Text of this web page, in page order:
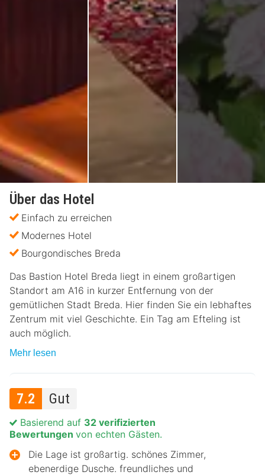
Über das Hotel
Einfach zu erreichen
Modernes Hotel
Bourgondisches Breda
Das Bastion Hotel Breda liegt in einem großartigen
Standort am A16 in kurzer Entfernung von der
gemütlichen Stadt Breda. Hier finden Sie ein lebhaftes
Zentrum mit viel Geschichte. Ein Tag am Efteling ist
auch möglich.
Mehr lesen
7.2 Gut
Basierend auf 32 verifizierten
Bewertungen von echten Gästen.
Die Lage ist großartig. schönes Zimmer,
ebenerdige Dusche. freundliches und